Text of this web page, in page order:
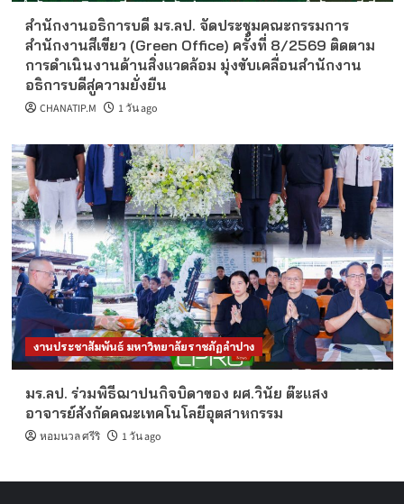
สำนักงานอธิการบดี มร.ลป. จัดประชุมคณะกรรมการ
สำนักงานสีเขียว (Green Office) ครั้งที่ 8/2569 ติดตาม
การดำเนินงานด้านสิ่งแวดล้อม มุ่งขับเคลื่อนสำนักงาน
อธิการบดีสู่ความยั่งยืน
CHANATIP.M 1 วัน ago
งานประชาสัมพันธ์ มหาวิทยาลัยราชภัฏลำปาง
มร.ลป. ร่วมพิธีฌาปนกิจบิดาของ ผศ.วินัย ต๊ะแสง
อาจารย์สังกัดคณะเทคโนโลยีอุตสาหกรรม
หอมนวล ศรีริ 1 วัน ago